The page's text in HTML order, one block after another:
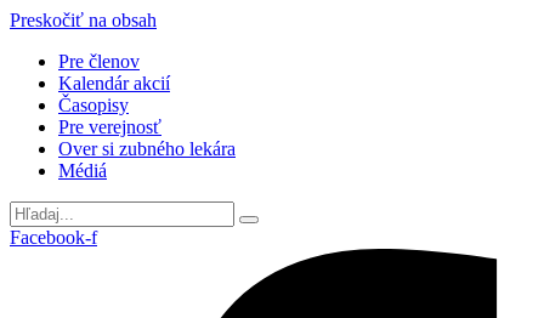
Preskočiť na obsah
Pre členov
Kalendár akcií
Časopisy
Pre verejnosť
Over si zubného lekára
Médiá
Facebook-f